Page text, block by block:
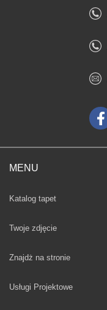
MENU
Katalog tapet
Twoje zdjęcie
Znajdż na stronie
Usługi Projektowe